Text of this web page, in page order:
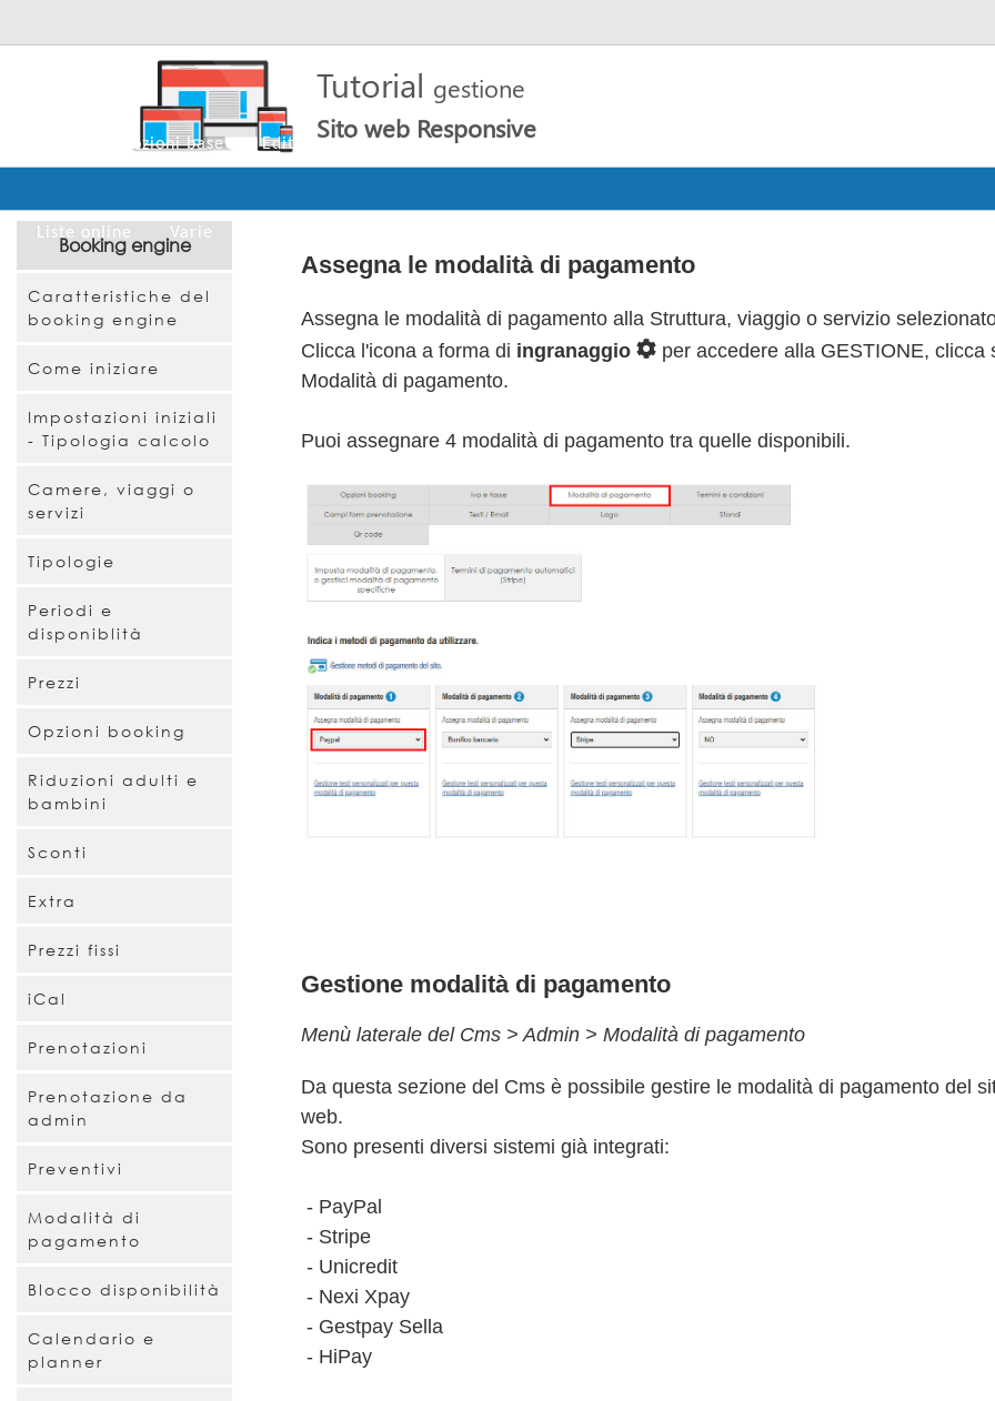
Tutorial gestione
Sito web Responsive
Nozioni base Editor Pagine
Liste online Varie
Booking engine
Caratteristiche del
booking engine
Come iniziare
Impostazioni iniziali
- Tipologia calcolo
Camere, viaggi o
servizi
Tipologie
Periodi e
disponiblità
Prezzi
Opzioni booking
Riduzioni adulti e
bambini
Sconti
Extra
Prezzi fissi
iCal
Prenotazioni
Prenotazione da
admin
Preventivi
Modalità di
pagamento
Blocco disponibilità
Calendario e
planner
Assegna le modalità di pagamento
Assegna le modalità di pagamento alla Struttura, viaggio o servizio
Clicca l'icona a forma di ingranaggio
per accedere alla GESTIONE, clicca
Modalità di pagamento.
Puoi assegnare 4 modalità di pagamento tra quelle disponibili.
Gestione modalità di pagamento
Menù laterale del Cms > Admin > Modalità di pagamento
Da questa sezione del Cms è possibile gestire le modalità di pagamento del
web.
Sono presenti diversi sistemi già integrati:
- PayPal
- Stripe
- Unicredit
- Nexi Xpay
- Gestpay Sella
- HiPay